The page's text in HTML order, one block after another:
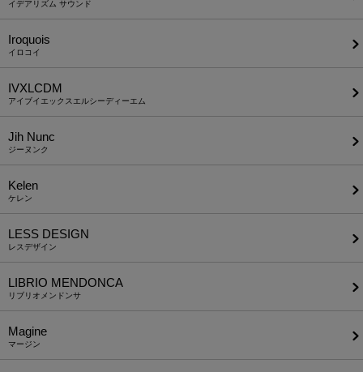
イデアリズム サウンド
Iroquois
イロコイ
IVXLCDM
アイブイエックスエルシーディーエム
Jih Nunc
ジーヌンク
Kelen
ケレン
LESS DESIGN
レスデザイン
LIBRIO MENDONCA
リブリオメンドンサ
Magine
マージン